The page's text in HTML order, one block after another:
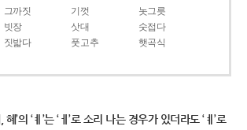
그까짓 기껏
놋그릇
빗장 삿대
숫접다
짓밟다 풋고추 햇곡식
혜’의 ‘ㅖ’는 ‘ㅔ’로 소리 나는 경우가 있더라도 ‘ㅖ’로